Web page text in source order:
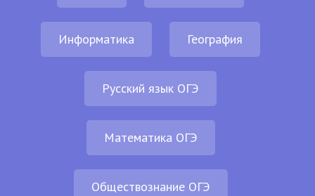
Информатика География
Русский язык ОГЭ
Математика ОГЭ
Обществознание ОГЭ